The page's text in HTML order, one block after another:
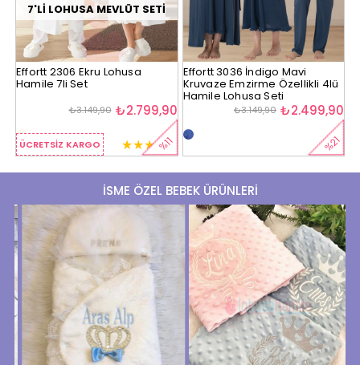
Effortt 3036 İndigo Mavi
Kruvaze Emzirme Özellikli 4lü
₺2.499,90
₺3.149,90
%21
Effortt 5096 Biye Detaylı Ekru
4lü Lohusa Seti
₺2.499,90
₺3.149,90
%21
İSME ÖZEL BEBEK ÜRÜNLERİ
İSİMLİ EMZİK ZİNCİRİ